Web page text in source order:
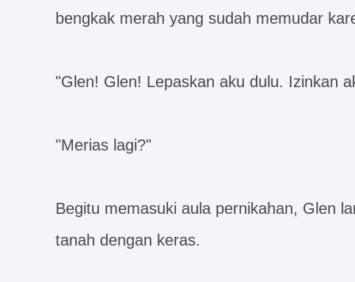
bengkak merah yang sudah memudar
"Glen! Glen! Lepaskan aku dulu. Izinkan
"Merias lagi?"
Begitu memasuki aula pernikahan, Glen
tanah dengan keras.